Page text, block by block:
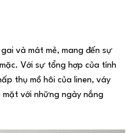
và mát mẻ, mang đến sự
Với sự tổng hợp của tính
thụ mồ hôi của linen, váy
mặt với những ngày nắng